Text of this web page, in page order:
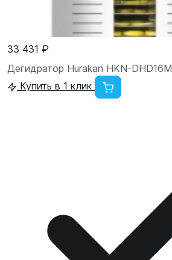
33 431 ₽
Дегидратор Hurakan HKN-DHD16M
Купить в 1 клик